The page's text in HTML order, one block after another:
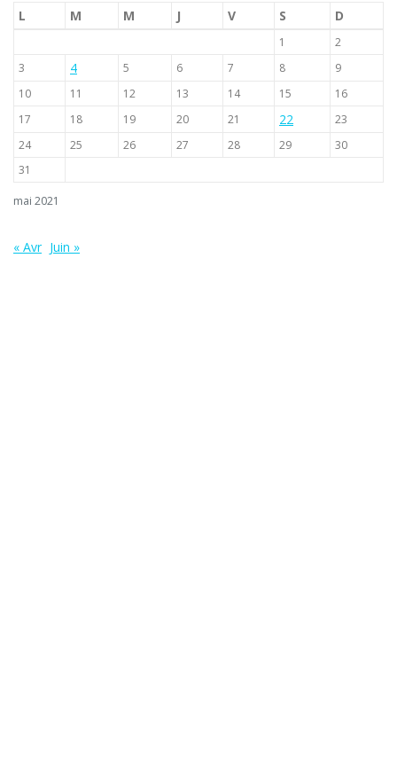
mai 2021
L M M J V S D
1
2
3
4 5 6 7 8
9
10
11 12 13 14 15
16
17
18 19 20 21 22
23
24
25 26 27 28 29
30
31
« Avr Juin »